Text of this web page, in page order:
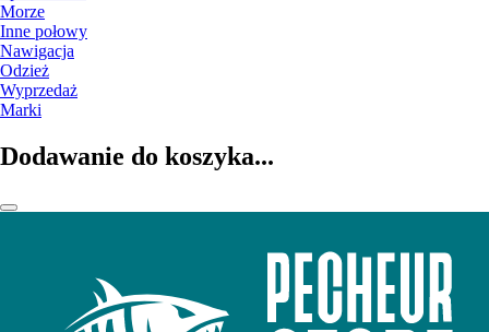
Morze
Inne połowy
Nawigacja
Odzież
Wyprzedaż
Marki
Dodawanie do koszyka...